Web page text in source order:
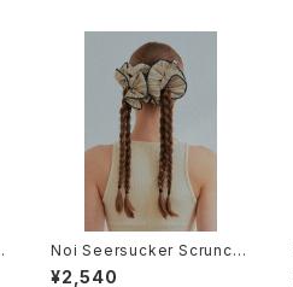
Noi Seersucker Scrunchi
e (Ivory)
¥2,540